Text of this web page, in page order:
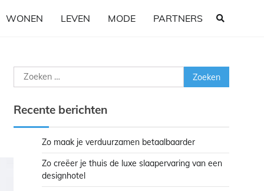
WONEN LEVEN MODE PARTNERS
Zoeken
naar:
Recente berichten
Zo maak je verduurzamen betaalbaarder
Zo creëer je thuis de luxe slaapervaring van een
designhotel